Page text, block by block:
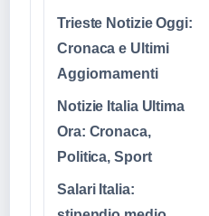
Trieste Notizie Oggi:
Cronaca e Ultimi
Aggiornamenti
Notizie Italia Ultima
Ora: Cronaca,
Politica, Sport
Salari Italia: